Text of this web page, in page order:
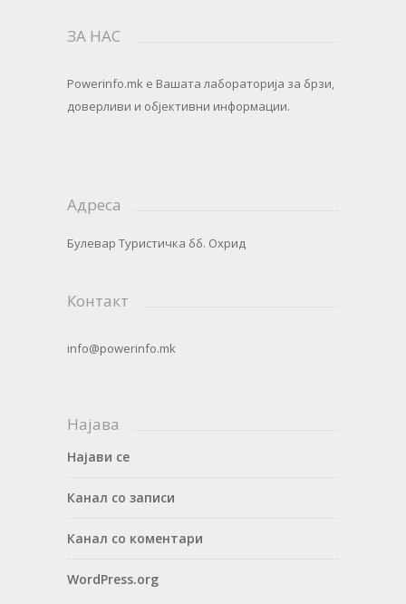
ЗА НАС
Powerinfo.mk e Вашата лабораторија за брзи,
доверливи и објективни информации.
Адреса
Булевар Туристичка бб. Охрид
Контакт
info@powerinfo.mk
Најава
Најави се
Канал со записи
Канал со коментари
WordPress.org